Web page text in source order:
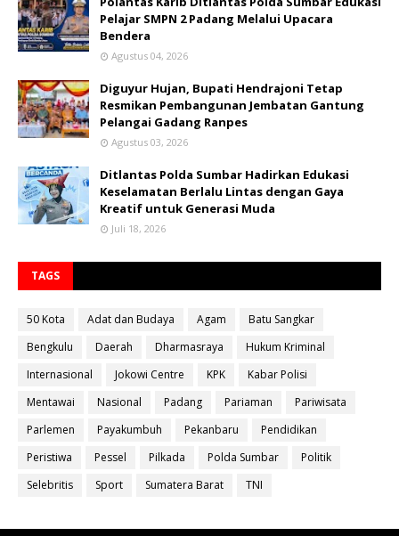
Pelajar SMPN 2 Padang Melalui Upacara
Bendera
Agustus 04, 2026
Diguyur Hujan, Bupati Hendrajoni Tetap
Resmikan Pembangunan Jembatan Gantung
Pelangai Gadang Ranpes
Agustus 03, 2026
Ditlantas Polda Sumbar Hadirkan Edukasi
Keselamatan Berlalu Lintas dengan Gaya
Kreatif untuk Generasi Muda
Juli 18, 2026
TAGS
50 Kota Adat dan Budaya Agam
Batu Sangkar
Bengkulu
Daerah Dharmasraya
Hukum Kriminal
Internasional
Jokowi Centre KPK
Kabar Polisi
Mentawai
Nasional Padang Pariaman
Pariwisata
Parlemen
Payakumbuh Pekanbaru
Pendidikan
Peristiwa
Pessel Pilkada Polda Sumbar
Politik
Selebritis
Sport Sumatera Barat TNI